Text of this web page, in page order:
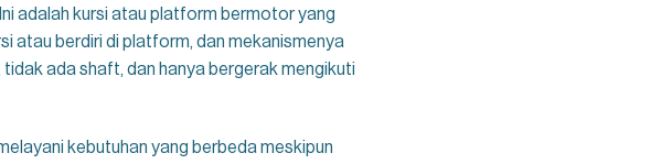
adalah kursi atau platform bermotor yang
atau berdiri di platform, dan mekanismenya
ada shaft, dan hanya bergerak mengikuti
kebutuhan yang berbeda meskipun